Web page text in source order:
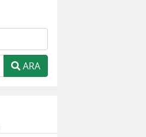
ARA